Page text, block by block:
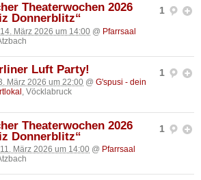
1
Theaterwochen 2026
Donnerblitz“
März 2026 um 14:00 @ Pfarrsaal
1
Luft Party!
März 2026 um 22:00 @ G'spusi - dein
, Vöcklabruck
1
Theaterwochen 2026
Donnerblitz“
März 2026 um 14:00 @ Pfarrsaal